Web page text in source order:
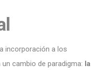
incorporación a los
cambio de paradigma: la